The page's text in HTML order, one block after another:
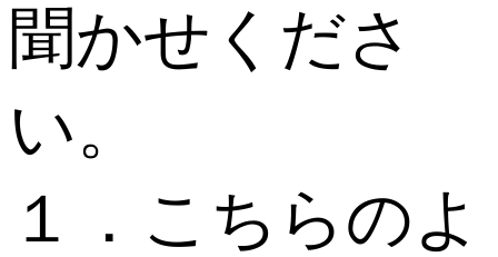
聞かせくださ
い。
１．こちらのよ